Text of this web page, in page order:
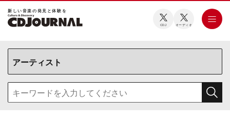
新しい⾳楽の発⾒と体験を
CDJ オーディオ